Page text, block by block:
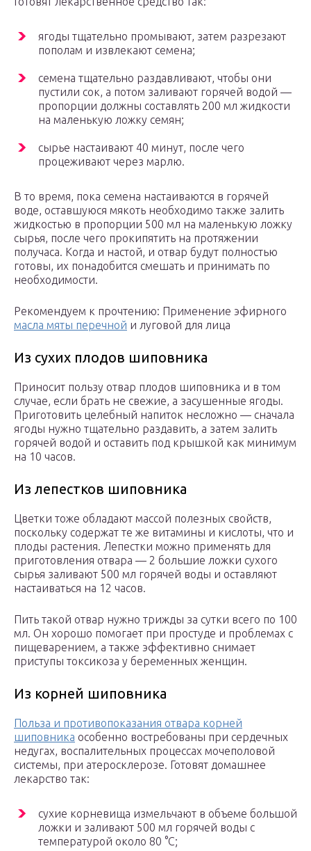
ягоды тщательно промывают, затем разрезают
пополам и извлекают семена;
семена тщательно раздавливают, чтобы они
пустили сок, а потом заливают горячей водой —
пропорции должны составлять 200 мл жидкости
на маленькую ложку семян;
сырье настаивают 40 минут, после чего
процеживают через марлю.
В то время, пока семена настаиваются в горячей
воде, оставшуюся мякоть необходимо также залить
жидкостью в пропорции 500 мл на маленькую ложку
сырья, после чего прокипятить на протяжении
получаса. Когда и настой, и отвар будут полностью
готовы, их понадобится смешать и принимать по
необходимости.
Рекомендуем к прочтению: Применение эфирного
масла мяты перечной и луговой для лица
Из сухих плодов шиповника
Приносит пользу отвар плодов шиповника и в том
случае, если брать не свежие, а засушенные ягоды.
Приготовить целебный напиток несложно — сначала
ягоды нужно тщательно раздавить, а затем залить
горячей водой и оставить под крышкой как минимум
на 10 часов.
Из лепестков шиповника
Цветки тоже обладают массой полезных свойств,
поскольку содержат те же витамины и кислоты, что и
плоды растения. Лепестки можно применять для
приготовления отвара — 2 большие ложки сухого
сырья заливают 500 мл горячей воды и оставляют
настаиваться на 12 часов.
Пить такой отвар нужно трижды за сутки всего по 100
мл. Он хорошо помогает при простуде и проблемах с
пищеварением, а также эффективно снимает
приступы токсикоза у беременных женщин.
Из корней шиповника
Польза и противопоказания отвара корней
шиповника особенно востребованы при сердечных
недугах, воспалительных процессах мочеполовой
системы, при атеросклерозе. Готовят домашнее
лекарство так:
сухие корневища измельчают в объеме большой
ложки и заливают 500 мл горячей воды с
температурой около 80 °С;